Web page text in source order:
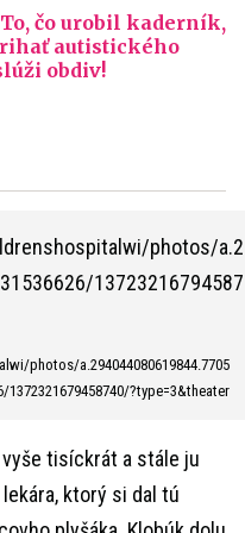
čo urobil kaderník,
autistického
obdiv!
photos/a.294044080619844.7705
1372321679458740/?type=3&theater
tisíckrát a stále ju
ktorý si dal tú